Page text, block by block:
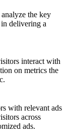
the key
delivering a
interact with
on metrics the
with relevant ads
across
ads.